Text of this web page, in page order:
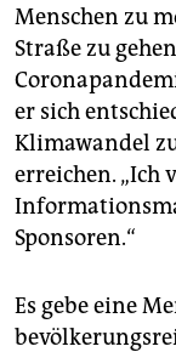
Menschen zu
Straße zu
er sich
Klimawandel
erreichen. „Ich
Sponsoren.“
Es gebe eine